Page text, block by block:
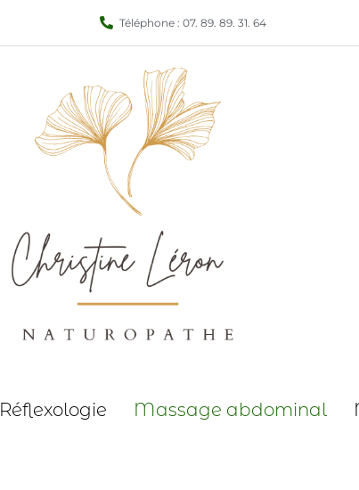
Téléphone : 07. 89. 89. 31. 64
Réflexologie Massage abdominal